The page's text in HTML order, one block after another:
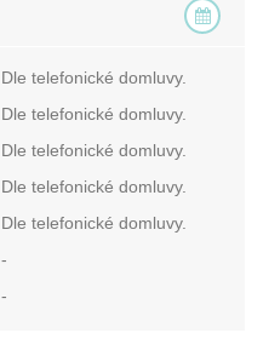
Dle telefonické domluvy.
Dle telefonické domluvy.
Dle telefonické domluvy.
Dle telefonické domluvy.
Dle telefonické domluvy.
-
-